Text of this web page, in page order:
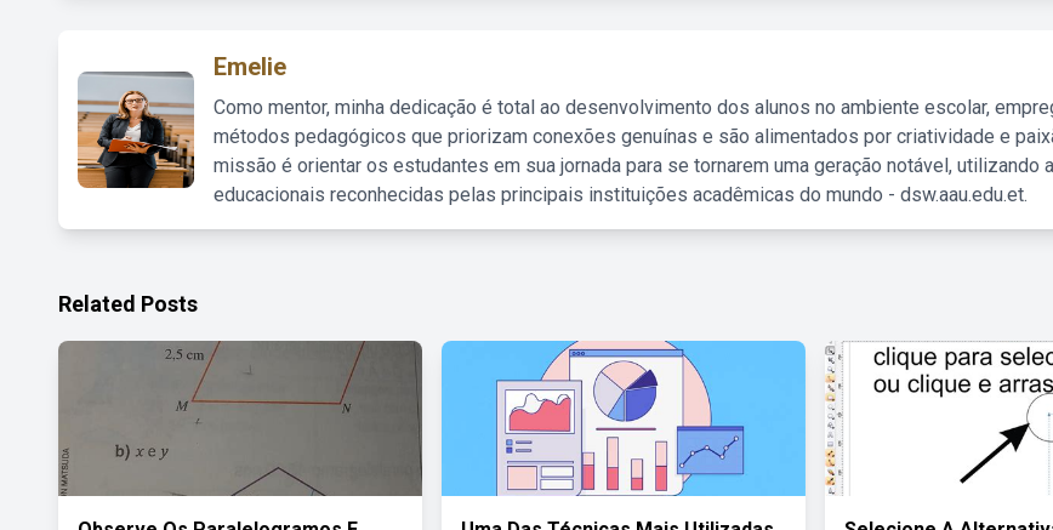
Emelie
Como mentor, minha dedicação é total ao desenvolvimento dos alunos no ambiente escolar,
métodos pedagógicos que priorizam conexões genuínas e são alimentados por criatividade e
missão é orientar os estudantes em sua jornada para se tornarem uma geração notável, utilizando
educacionais reconhecidas pelas principais instituições acadêmicas do mundo - dsw.aau.edu.et.
Related Posts